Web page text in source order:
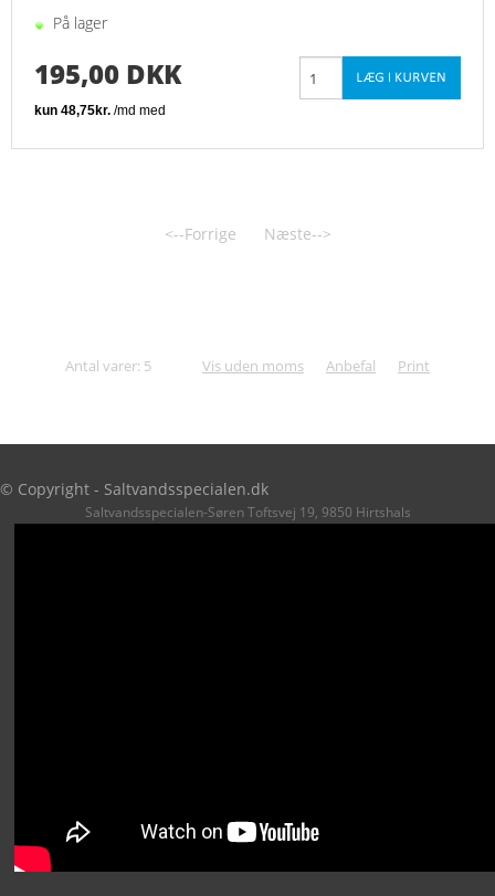
På lager
195,00 DKK
<--Forrige Næste-->
Antal varer: 5 Vis uden moms Anbefal Print
© Copyright - Saltvandsspecialen.dk
Saltvandsspecialen-Søren Toftsvej 19, 9850 Hirtshals